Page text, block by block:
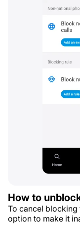
How to
To cancel blocking
option to make it